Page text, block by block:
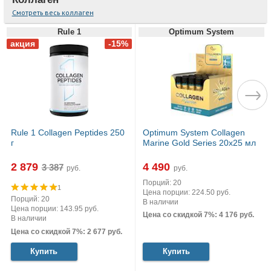
Смотреть весь коллаген
Rule 1
Rule 1 Collagen Peptides 250
г
2 879 руб.
1
Порций: 20
Цена порции: 143.95 руб.
В наличии
Цена со скидкой 7%: 2 677 руб.
Купить
Optimum System
Optimum System Collagen
Marine Gold Series 20х25 мл
4 490 руб.
Порций: 20
Цена порции: 224.50 руб.
В наличии
Цена со скидкой 7%: 4 176 руб.
Купить